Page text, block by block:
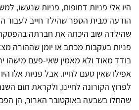
היו אלי פניות דחופות, פניות שנעשו,
הודעה מבית הספר שהילד חייב לעבור
שהילדה שוב היכתה את חברתה בהפסקה,
פניות בעקבות מכתב או יומן שההורה
בודד מאוד ולא מאמין שאי-פעם מישהו
אפילו שאין טעם לחייו. אבל פניות אלו
לפרוץ הקורונה לחיינו, ולקראת תום
שהחלו בשבעה באוקטובר הארור, הן